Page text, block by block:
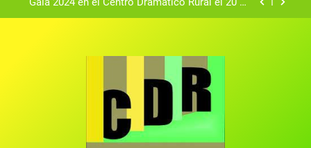
Gala 2024 en el Centro Dramático Rural el 20 de
convocado por el Centro Dramático Rural de Mira
(Cuenca)
Gala anual virtual del Centro Dramático Rural de
Gala del Centro Dramático Rural 2025
Gala 2024 en el Centro Dramático Rural el 20 de